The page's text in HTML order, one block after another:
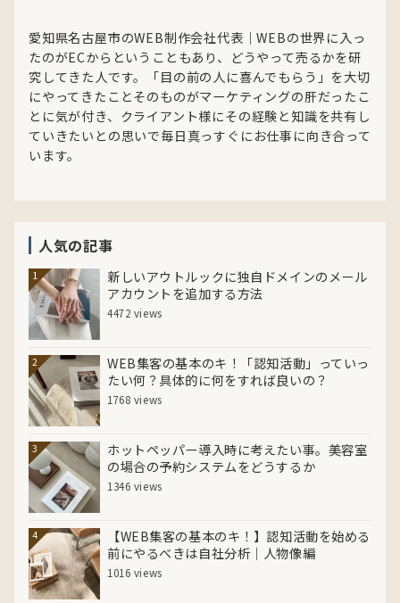
愛知県名古屋市のWEB制作会社代表｜WEBの世界に入っ
たのがECからということもあり、どうやって売るかを研
究してきた人です。「目の前の人に喜んでもらう」を大切
にやってきたことそのものがマーケティングの肝だったこ
とに気が付き、クライアント様にその経験と知識を共有し
ていきたいとの思いで毎日真っすぐにお仕事に向き合って
います。
人気の記事
1
新しいアウトルックに独自ドメインのメール
アカウントを追加する方法
4472 views
2
WEB集客の基本のキ！「認知活動」っていっ
たい何？具体的に何をすれば良いの？
1768 views
3
ホットペッパー導入時に考えたい事。美容室
の場合の予約システムをどうするか
1346 views
4
【WEB集客の基本のキ！】認知活動を始める
前にやるべきは自社分析｜人物像編
1016 views